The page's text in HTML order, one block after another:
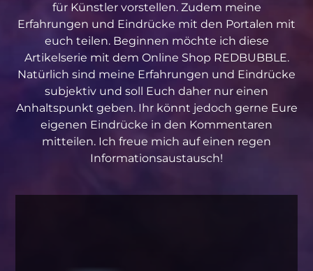
für Künstler vorstellen. Zudem meine
Erfahrungen und Eindrücke mit den Portalen mit
euch teilen. Beginnen möchte ich diese
Artikelserie mit dem Online Shop REDBUBBLE.
Natürlich sind meine Erfahrungen und Eindrücke
subjektiv und soll Euch daher nur einen
Anhaltspunkt geben. Ihr könnt jedoch gerne Eure
eigenen Eindrücke in den Kommentaren
mitteilen. Ich freue mich auf einen regen
Informationsaustausch!